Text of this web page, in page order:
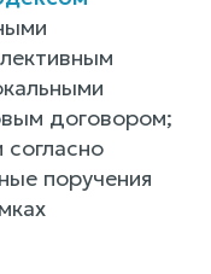
договором;
поручения